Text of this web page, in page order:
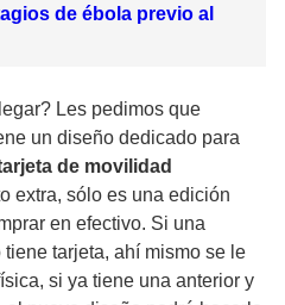
de ébola previo al
Les pedimos que
un diseño dedicado para
de movilidad
extra, sólo es una edición
en efectivo. Si una
tarjeta, ahí mismo se le
si ya tiene una anterior y